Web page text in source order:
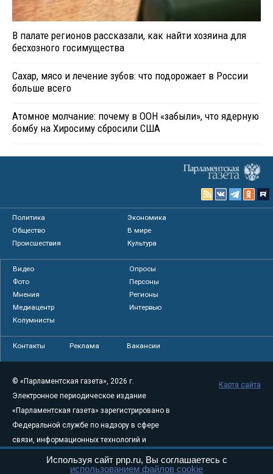
В палате регионов рассказали, как найти хозяина для
бесхозного госимущества
Сахар, мясо и лечение зубов: что подорожает в России
больше всего
Атомное молчание: почему в ООН «забыли», что ядерную
бомбу на Хиросиму сбросили США
Политика
Экономика
Общество
В мире
Происшествия
Культура
Видео
Опросы
Фото
Персоны
Мнения
Регионы
Медиацентр
Интервью
Колумнисты
Контакты Реклама Вакансии
© «Парламентская газета», 2026 г.
Электронное периодическое издание
«Парламентская газета» зарегистрировано в
Федеральной службе по надзору в сфере
связи, информационных технологий и
массовых коммуникаций (Роскомнадзор) 05
августа 2011 года. 18+
Карта сайта
Используя сайт pnp.ru, Вы соглашаетесь с
использованием файлов cookie